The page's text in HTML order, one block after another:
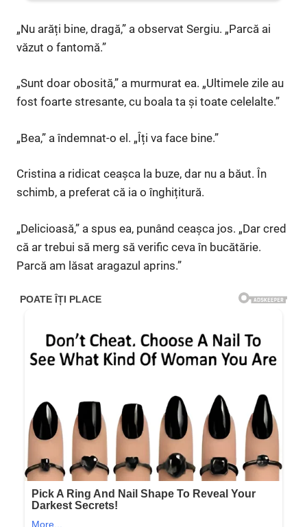
„Nu arăți bine, dragă,” a observat Sergiu. „Parcă ai
văzut o fantomă.”
„Sunt doar obosită,” a murmurat ea. „Ultimele zile au
fost foarte stresante, cu boala ta și toate celelalte.”
„Bea,” a îndemnat-o el. „Îți va face bine.”
Cristina a ridicat ceașca la buze, dar nu a băut. În
schimb, a preferat că ia o înghițitură.
„Delicioasă,” a spus ea, punând ceașca jos. „Dar cred
că ar trebui să merg să verific ceva în bucătărie.
Parcă am lăsat aragazul aprins.”